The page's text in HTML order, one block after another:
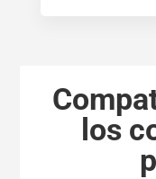
los